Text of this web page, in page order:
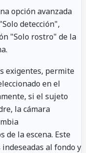
opción avanzada
detección",
"Solo rostro" de la
exigentes, permite
en el
si el sujeto
la cámara
de la escena. Este
al fondo y